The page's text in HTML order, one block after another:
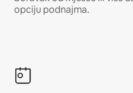
opciju podnajma.